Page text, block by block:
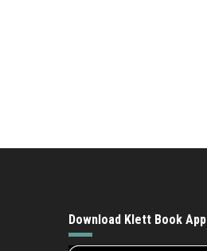
Download Klett Book App